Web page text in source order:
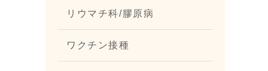
リウマチ科/膠原病
ワクチン接種